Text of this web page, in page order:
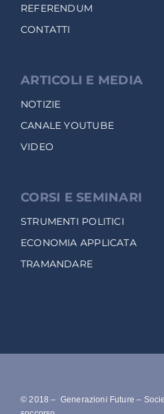
REFERENDUM
CONTATTI
ARTICOLI E MEDIA
NOTIZIE
CANALE YOUTUBE
VIDEO
CORSI E SEMINARI
STRUMENTI POLITICI
ECONOMIA APPLICATA
TRAMANDARE
© 2018 – Generazioni Future –